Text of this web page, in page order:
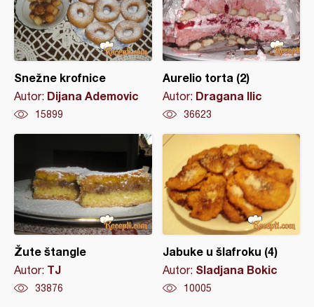
Snežne krofnice
Autor: Dijana Ademovic
15899
Aurelio torta (2)
Autor: Dragana Ilic
36623
Žute štangle
Autor: TJ
33876
Jabuke u šlafroku (4)
Autor: Sladjana Bokic
10005